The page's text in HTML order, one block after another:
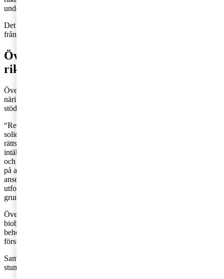
underlag.
Det obligatoriska tillfälliga solidaritetsbidraget ska tillämpas senast
från och med den 31 december 2022.
Övergångsregeringen i överläggning med
riksdagens näringsutskott
Övergångsregeringen överlade förra veckan med riksdagens
näringsutskott och redovisade följande ståndpunkt som man sökte
stöd för.
“Regeringen har inget att erinra mot syftet med förslaget om
solidaritetsbidrag. Det kan dock ifrågasättas om artikel 122 är rätt
rättslig grund för solidaritetsbidraget och intäktssidan i det tillfälliga
intäktstaket. Dessa delar av förslaget behöver lagregleras i Sverige
och får inte vara retroaktiva om de ska tillämpas i Sverige. Det beror
på att förslaget i dessa delar enligt svensk grundlag formellt bör
anses vara en skatt. Regeringen anser att förordningen ska ha en
utformning som inte skapar problem i förhållande till svensk
grundlag.”
Överläggningen motiverade regeringen att göra tillägg om att
biobaserad kraftvärme bör undantas från intäktstaket samt om det
behövs på grund av lokala omständigheter för att upprätthålla
försörjningstryggheten i elsystemet.
Samråd har därefter skett i riksdagens EU-nämnd, men i skrivande
stund är det inte offentligt vad resultatet blev.